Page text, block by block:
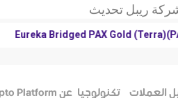
ريبل تحديث
الأغلبية في
العملات تكنولوجيا عن Crypto Platform
Bridged PAX Gold (Terra)(PAXG)